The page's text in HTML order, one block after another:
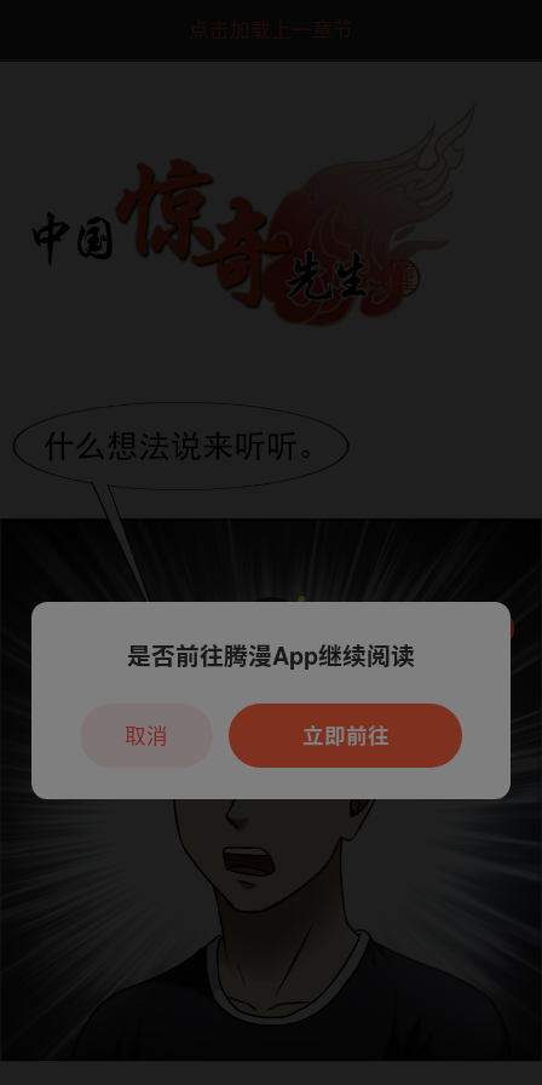
点击加载上一章节
本章节仅支持App阅读，可打开App新用
户7天免费看
是否前往腾漫App继续阅读
立即前往
取消